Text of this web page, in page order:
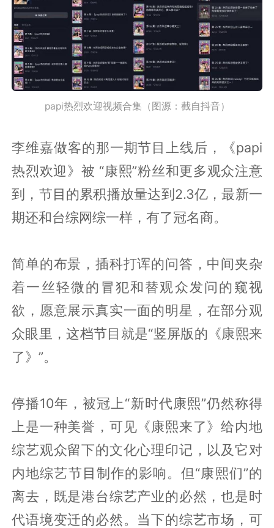
papi热烈欢迎视频合集（图源：截自抖音）
李维嘉做客的那一期节目上线后，《papi
热烈欢迎》被 “康熙”粉丝和更多观众注意
到，节目的累积播放量达到2.3亿，最新一
期还和台综网综一样，有了冠名商。
简单的布景，插科打诨的问答，中间夹杂
着一丝轻微的冒犯和替观众发问的窥视
欲，愿意展示真实一面的明星，在部分观
众眼里，这档节目就是“竖屏版的《康熙来
了》”。
停播10年，被冠上“新时代康熙”仍然称得
上是一种美誉，可见《康熙来了》给内地
综艺观众留下的文化心理印记，以及它对
内地综艺节目制作的影响。但“康熙们”的
离去，既是港台综艺产业的必然，也是时
代语境变迁的必然。当下的综艺市场，可